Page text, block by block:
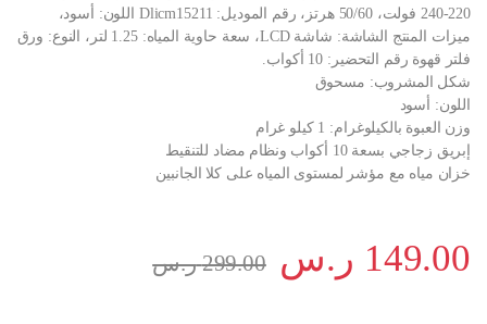
220-240 فولت، 50/60 هرتز، رقم الموديل: Dlicm15211 اللون: أسود،
ميزات المنتج الشاشة: شاشة LCD، سعة حاوية المياه: 1.25 لتر، النوع: ورق
فلتر قهوة رقم التحضير: 10 أكواب.
شكل المشروب: مسحوق
اللون: أسود
وزن العبوة بالكيلوغرام: 1 كيلو غرام
إبريق زجاجي بسعة 10 أكواب ونظام مضاد للتنقيط
خزان مياه مع مؤشر لمستوى المياه على كلا الجانبين
149.00 ر.س 299.00 ر.س